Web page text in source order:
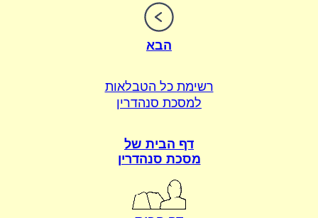
הבא
רשימת כל הטבלאות
למסכת סנהדרין
דף הבית של
מסכת סנהדרין